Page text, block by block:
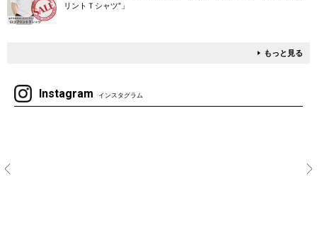
リントＴシャツ”」
もっと見る
Instagram インスタグラム